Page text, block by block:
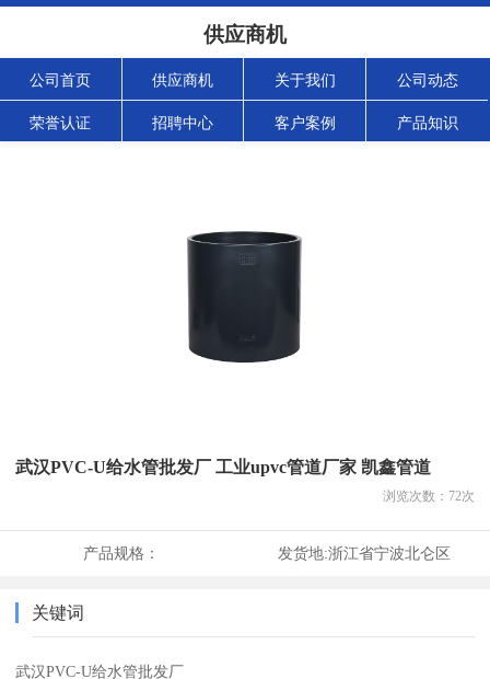
供应商机
公司首页 供应商机 关于我们 公司动态
荣誉认证 招聘中心 客户案例 产品知识
武汉PVC-U给水管批发厂 工业upvc管道厂家 凯鑫管道
浏览次数： 72次
产品规格： 发货地:浙江省宁波北仑区
关键词
武汉PVC-U给水管批发厂